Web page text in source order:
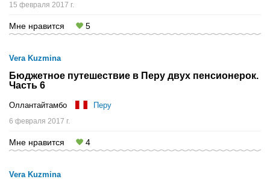
15 февраля 2017 г.
Мне нравится 5
Vera Kuzmina
Бюджетное путешествие в Перу двух пенсионерок.
Часть 6
Оллантайтамбо Перу
6 февраля 2017 г.
Мне нравится 4
Vera Kuzmina